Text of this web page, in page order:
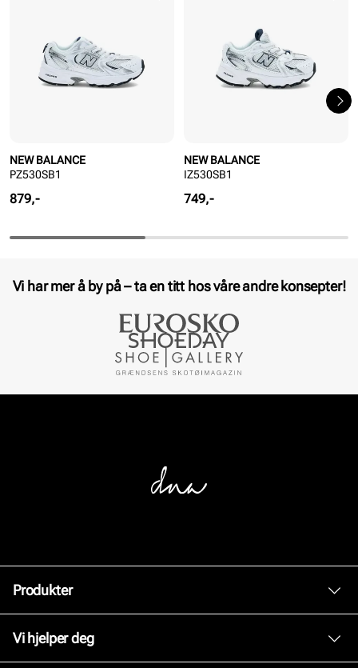
NEW BALANCE
PZ530SB1
Pris
879,-
NEW BALANCE
IZ530SB1
Pris
749,-
Vi har mer å by på – ta en titt hos våre andre konsepter!
Produkter
Vi hjelper deg